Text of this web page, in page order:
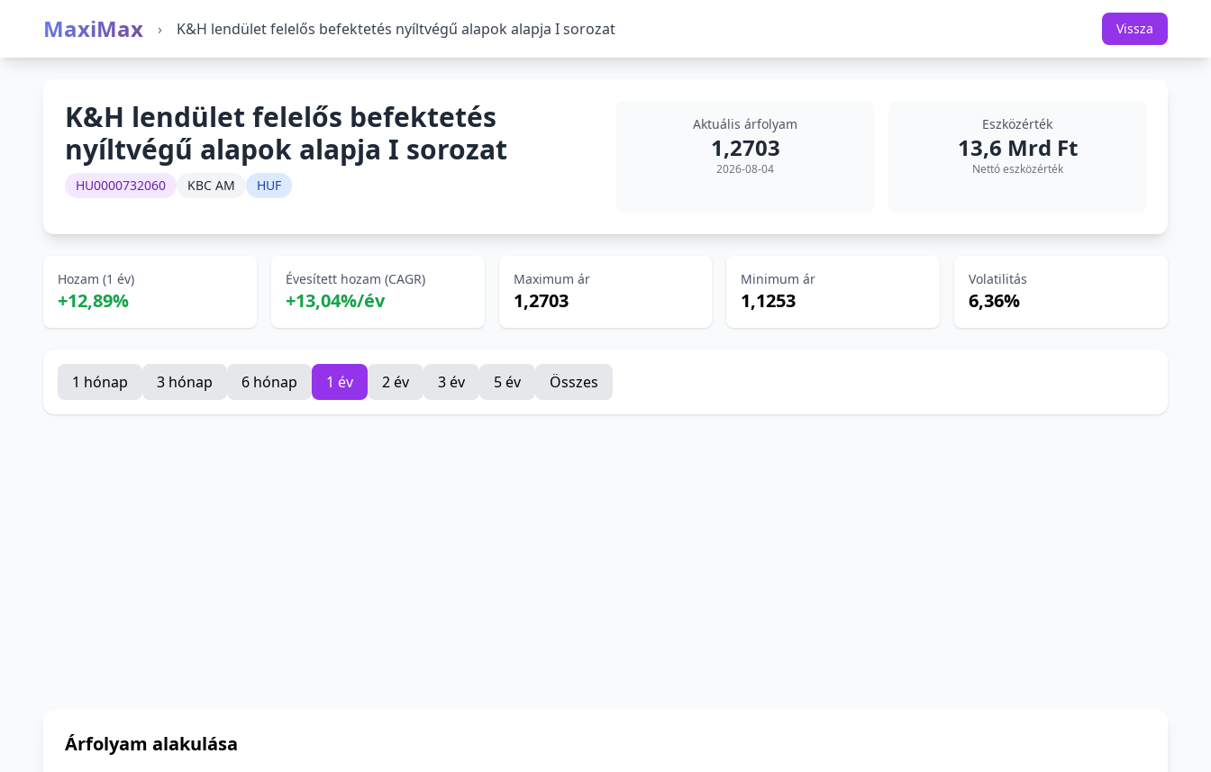
MaxiMax › K&H lendület felelős befektetés nyíltvégű alapok alapja I sorozat Vissza
K&H lendület felelős befektetés
nyíltvégű alapok alapja I sorozat
HU0000732060 KBC AM HUF
Aktuális árfolyam
1,2703
2026-08-04
Eszközérték
13,6 Mrd Ft
Nettó eszközérték
Hozam (1 év)
+12,89%
Évesített hozam (CAGR)
+13,04%/év
Maximum ár
1,2703
Minimum ár
1,1253
Volatilitás
6,36%
1 hónap 3 hónap 6 hónap 1 év 2 év 3 év 5 év Összes
Árfolyam alakulása